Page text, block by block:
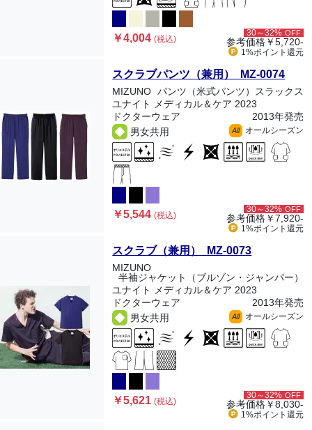
￥4,004(税込)
30～32% OFF
参考価格￥5,720-
1%ポイント 還元
スクラブパンツ（兼用） MZ-0074
MIZUNO パンツ（米式パンツ）スラックス
ユナイト メディカル＆ケア 2023
ドクターウェア
2013年発売
男女共用
All オールシーズン
￥5,544(税込)
30～32% OFF
参考価格￥7,920-
1%ポイント 還元
スクラブ（兼用） MZ-0073
MIZUNO
半袖ジャケット（ブルゾン・ジャンパー）
ユナイト メディカル＆ケア 2023
ドクターウェア
2013年発売
男女共用
All オールシーズン
￥5,621(税込)
30～32% OFF
参考価格￥8,030-
1%ポイント 還元